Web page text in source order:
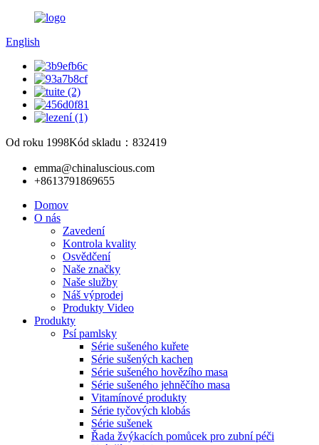
English
Od roku 1998Kód skladu：832419
emma@chinaluscious.com
+8613791869655
Domov
O nás
Zavedení
Kontrola kvality
Osvědčení
Naše značky
Naše služby
Náš výprodej
Produkty Video
Produkty
Psí pamlsky
Série sušeného kuřete
Série sušených kachen
Série sušeného hovězího masa
Série sušeného jehněčího masa
Vitamínové produkty
Série tyčových klobás
Série sušenek
Řada žvýkacích pomůcek pro zubní péči